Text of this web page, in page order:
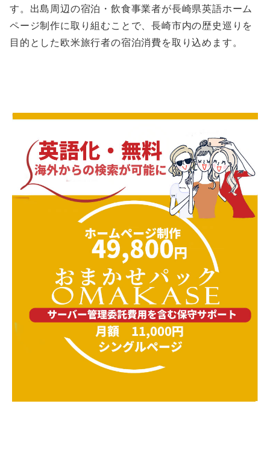
す。出島周辺の宿泊・飲食事業者が長崎県英語ホーム
ページ制作に取り組むことで、長崎市内の歴史巡りを
目的とした欧米旅行者の宿泊消費を取り込めます。